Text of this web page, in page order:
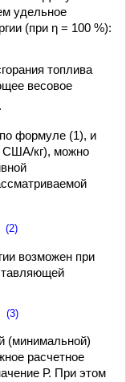
удельное
(при η = 100 %):
топлива
весовое
.
формуле (1), и
США/кг), можно
(2)
возможен при
(3)
(минимальной)
расчетное
Р. При этом